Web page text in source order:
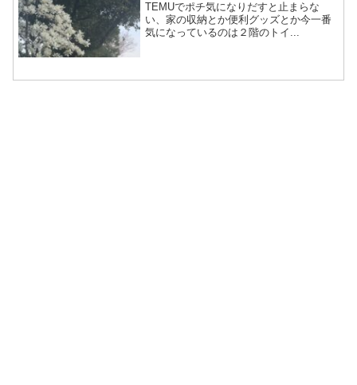
TEMUでポチ気になりだすと止まらな
い、家の収納とか便利グッズとか今一番
気になっているのは２階のトイ...